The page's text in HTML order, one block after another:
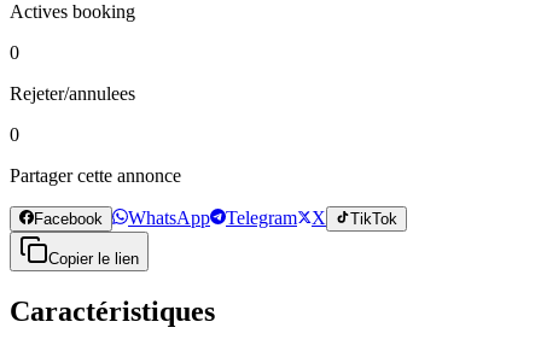
Actives booking
0
Rejeter/annulees
0
Partager cette annonce
Facebook WhatsApp Telegram X TikTok
Copier le lien
Caractéristiques